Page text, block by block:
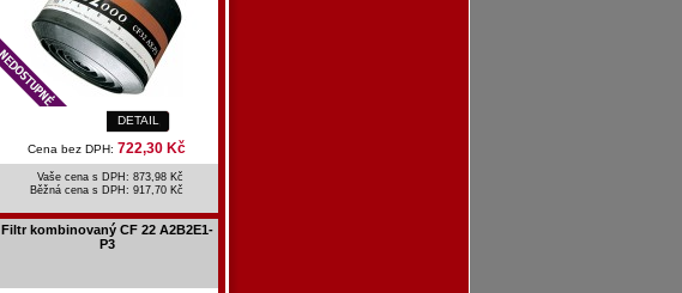
DETAIL
Cena bez DPH: 722,30 Kč
Vaše cena s DPH: 873,98 Kč
Běžná cena s DPH: 917,70 Kč
Filtr kombinovaný CF 22 A2B2E1-
P3